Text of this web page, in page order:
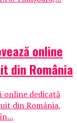
online
din România
online dedicată
din România,